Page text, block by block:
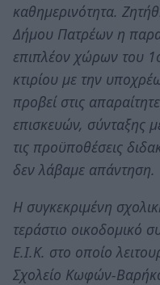
καθημερινότητα.
Δήμου Πατρέων η
επιπλέον χώρων του
κτιρίου με την
προβεί στις
επισκευών, σύνταξης
τις προϋποθέσεις
δεν λάβαμε απάντηση.
Η συγκεκριμένη
τεράστιο οικοδομικό
Ε.Ι.Κ. στο οποίο
Σχολείο Κωφών-